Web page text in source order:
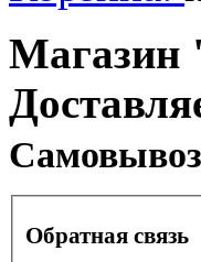
Магазин
Обратная связь